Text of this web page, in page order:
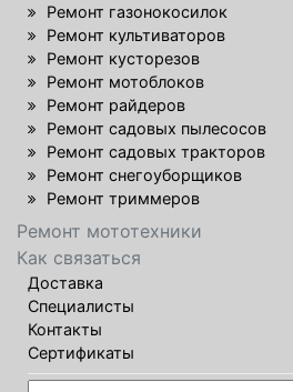
Ремонт газонокосилок
Ремонт культиваторов
Ремонт кусторезов
Ремонт мотоблоков
Ремонт райдеров
Ремонт садовых пылесосов
Ремонт садовых тракторов
Ремонт снегоуборщиков
Ремонт триммеров
Ремонт мототехники
Как связаться
Доставка
Специалисты
Контакты
Сертификаты